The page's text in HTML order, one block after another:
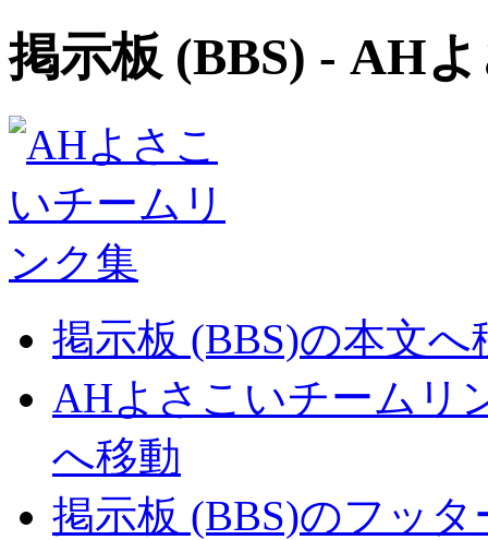
掲示板 (BBS) - AH
掲示板 (BBS)の本文へ
AHよさこいチームリ
へ移動
掲示板 (BBS)のフッ